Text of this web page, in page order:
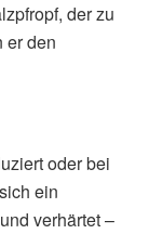
der zu
er den
oder bei
ein
verhärtet –